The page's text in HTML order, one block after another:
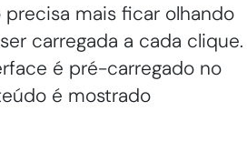
precisa mais ficar olhando
carregada a cada clique.
é pré-carregado no
é mostrado